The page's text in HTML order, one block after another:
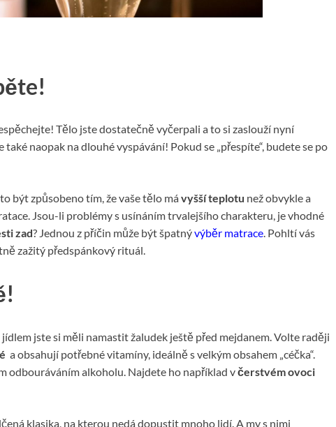
Tělo jste dostatečně vyčerpali a to si zaslouží nyní
naopak na dlouhé vyspávání! Pokud se „přespíte“, budete se po
být způsobeno tím, že vaše tělo mávyšší teplotu než obvykle a
Jsou-li problémy s usínáním trvalejšího charakteru, je vhodné
zad? Jednou z příčin může být špatnývýběr matrace. Pohltí vás
zažitý předspánkový rituál.
jste si měli namastit žaludek ještě před mejdanem. Volte raději
a obsahují potřebné vitamíny, ideálně s velkým obsahem „céčka“.
odbouráváním alkoholu. Najdete ho například včerstvém ovoci
klasika, na kterou nedá dopustit mnoho lidí. A my s nimi